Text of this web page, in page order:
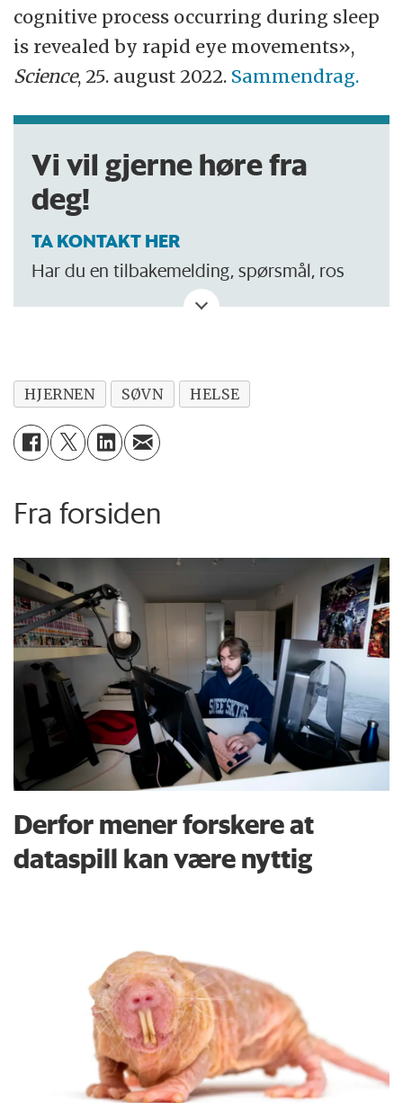
cognitive process occurring during sleep
is revealed by rapid eye movements»,
Science, 25. august 2022. Sammendrag.
Vi vil gjerne høre fra
deg!
TA KONTAKT HER
Har du en tilbakemelding, spørsmål, ros
eller kritikk? Eller tips om noe vi bør skrive
HJERNEN SØVN HELSE
Fra forsiden
Derfor mener forskere at
dataspill kan være nyttig